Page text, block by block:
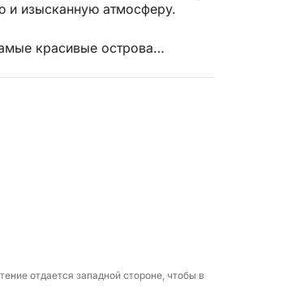
и изысканную атмосферу.
красивые острова
и оранжевые тона, а море
в спокойных водах.
природы и атмосферы.
Смеральды.
отдается западной стороне, чтобы в